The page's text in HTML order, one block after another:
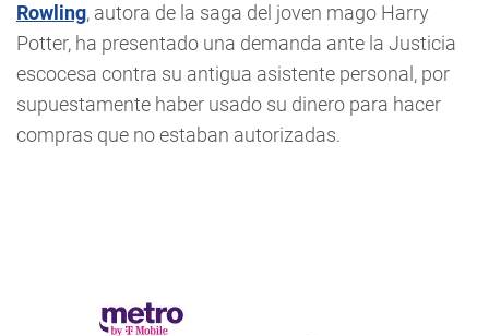
Rowling, autora de la saga del joven mago Harry
Potter, ha presentado una demanda ante la Justicia
escocesa contra su antigua asistente personal, por
supuestamente haber usado su dinero para hacer
compras que no estaban autorizadas.